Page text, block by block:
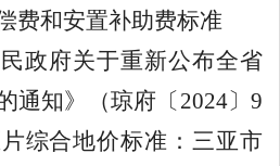
费和安置补助费标准
政府关于重新公布全省
通知》（琼府〔 2024〕9
综合地价标准：三亚市